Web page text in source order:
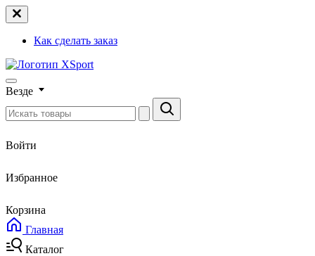
Как сделать заказ
Везде
Войти
Избранное
Корзина
Главная
Каталог